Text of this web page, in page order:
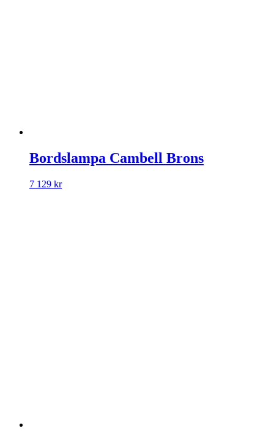
Bordslampa Cambell Brons
7 129 kr